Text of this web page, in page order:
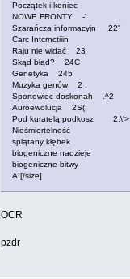
Początek i koniec
NOWE FRONTY -'
Szarańcza informacyjn 22"
Carc Intcrnctiiin
Raju nie widać 23
Skąd błąd? 24C
Genetyka 245
Muzyka genów 2 .
Sportowiec doskonah .^2
Auroewolucja 2S(:
Pod kuratelą podkosz 2:\'>
Nieśmiertelność
splątany kłębek
biogeniczne nadzieje
biogeniczne bitwy
AI[/size]
OCR
pzdr